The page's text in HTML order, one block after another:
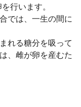
行います。
では、一生の間に
れる糖分を吸って
、雌が卵を産むた